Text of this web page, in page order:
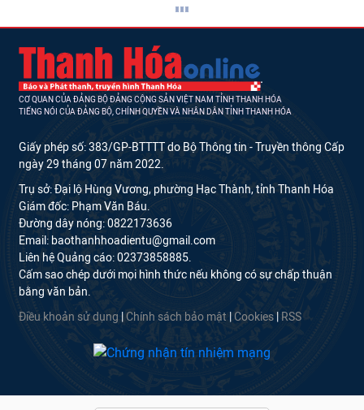
CƠ QUAN CỦA ĐẢNG BỘ ĐẢNG CỘNG SẢN VIỆT NAM TỈNH THANH HÓA
TIẾNG NÓI CỦA ĐẢNG BỘ, CHÍNH QUYỀN VÀ NHÂN DÂN TỈNH THANH HÓA
Giấy phép số: 383/GP-BTTTT do Bộ Thông tin - Truyền thông Cấp
ngày 29 tháng 07 năm 2022.
Trụ sở: Đại lộ Hùng Vương, phường Hạc Thành, tỉnh Thanh Hóa
Giám đốc: Phạm Văn Báu.
Đường dây nóng: 0822173636
Email: baothanhhoadientu@gmail.com
Liên hệ Quảng cáo: 02373858885.
Cấm sao chép dưới mọi hình thức nếu không có sự chấp thuận
bằng văn bản.
Điều khoản sử dụng Chính sách bảo mật Cookies RSS